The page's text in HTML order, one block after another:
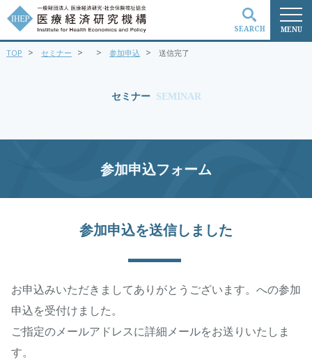
MENU
SEARCH
セミナー SEMINAR
TOP > セミナー > > 参加申込 > 送信完了
参加申込フォーム
参加申込を送信しました
お申込みいただきましてありがとうございます。への参加
申込を受付けました。
ご指定のメールアドレスに詳細メールをお送りいたしま
す。